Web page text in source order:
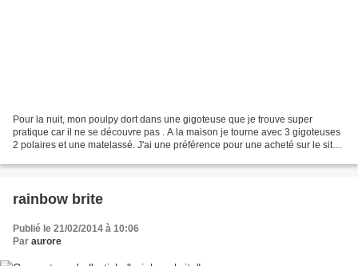
Pour la nuit, mon poulpy dort dans une gigoteuse que je trouve super
pratique car il ne se découvre pas . A la maison je tourne avec 3 gigoteuses
2 polaires et une matelassé. J'ai une préférence pour une acheté sur le site
rainbow brite
Publié le 21/02/2014 à 10:06
Par aurore